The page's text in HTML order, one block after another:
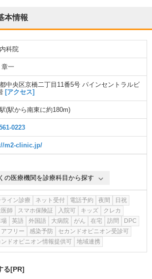
本情報
科院
一
中央区京橋二丁目11番5号 パインセントラルビ
[アクセス]
(駅から南東に約180m)
0223
m2-clinic.jp/
の医療機関を診療科目から探す
ライン診療 ネット受付 電話予約 夜間
日祝
師
スマホ保険証 入院可 キッズ
クレカ
英語 外国語 大病院 がん 在宅 訪問
DPC
フリー
感染予防
セカンドオピニオン受診可
ンドオピニオン情報提供可
地域連携
る[PR]